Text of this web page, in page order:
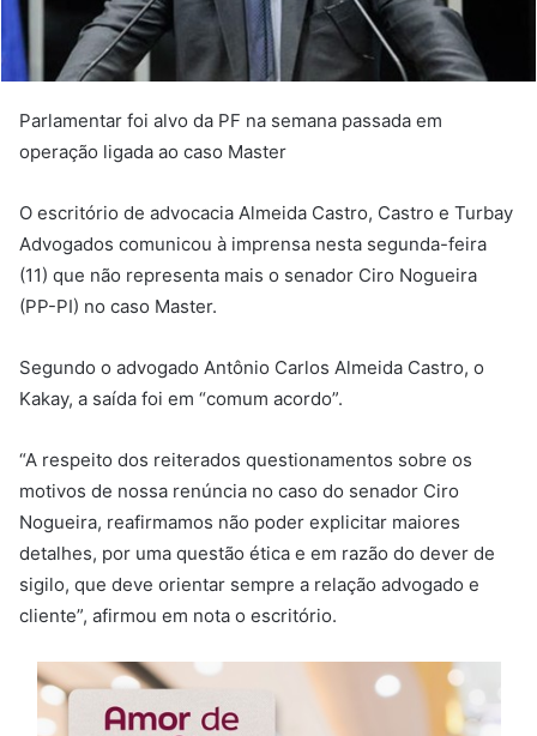
Parlamentar foi alvo da PF na semana passada em
operação ligada ao caso Master
O escritório de advocacia Almeida Castro, Castro e Turbay
Advogados comunicou à imprensa nesta segunda-feira
(11) que não representa mais o senador Ciro Nogueira
(PP-PI) no caso Master.
Segundo o advogado Antônio Carlos Almeida Castro, o
Kakay, a saída foi em “comum acordo”.
“A respeito dos reiterados questionamentos sobre os
motivos de nossa renúncia no caso do senador Ciro
Nogueira, reafirmamos não poder explicitar maiores
detalhes, por uma questão ética e em razão do dever de
sigilo, que deve orientar sempre a relação advogado e
cliente”, afirmou em nota o escritório.